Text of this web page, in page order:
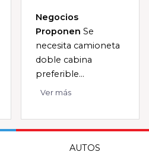
Negocios
Proponen Se
necesita camioneta
doble cabina
preferible...
Ver más
AUTOS